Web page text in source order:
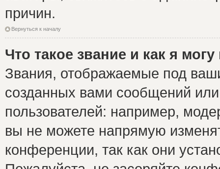
причин.
Вернуться к началу
Что такое звание и как я
Звания, отображаемые под
созданных вами сообщений
пользователей: например,
вы не можете напрямую
конференции, так как они